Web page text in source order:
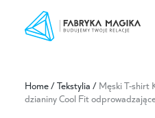
Home/Tekstylia / Męski T-shirt
dzianiny Cool Fit